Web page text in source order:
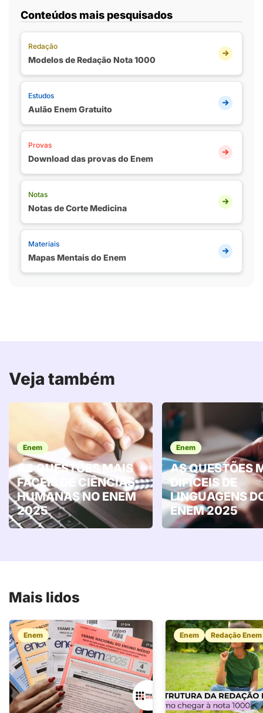
Conteúdos mais pesquisados
Redação
Modelos de Redação Nota 1000
Estudos
Aulão Enem Gratuito
Provas
Download das provas do Enem
Notas
Notas de Corte Medicina
Materiais
Mapas Mentais do Enem
Veja também
Enem
AS QUESTÕES MAIS
FÁCEIS DE CIÊNCIAS
HUMANAS NO ENEM
2025
Enem
AS QUESTÕES
DIFÍCEIS DE
LINGUAGENS
ENEM 2025
Mais lidos
Enem Enem Redação Enem